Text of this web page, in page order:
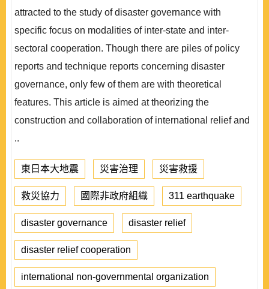
attracted to the study of disaster governance with
specific focus on modalities of inter-state and inter-
sectoral cooperation. Though there are piles of policy
reports and technique reports concerning disaster
governance, only few of them are with theoretical
features. This article is aimed at theorizing the
construction and collaboration of international relief and
..
東日本大地震 災害治理 災害救援
救災協力 國際非政府組織 311 earthquake
disaster governance disaster relief
disaster relief cooperation
international non-governmental organization